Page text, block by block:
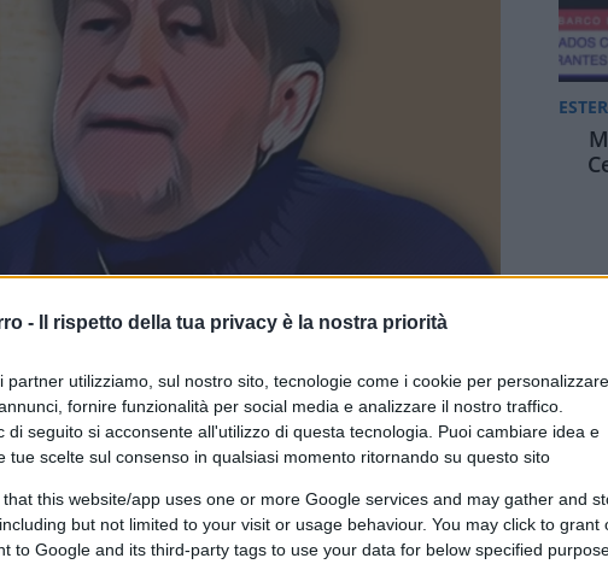
- Il rispetto della tua privacy è la nostra priorità
partner utilizziamo, sul nostro sito, tecnologie come i cookie per personalizzare
fornire funzionalità per social media e analizzare il nostro traffico.
di seguito si acconsente all'utilizzo di questa tecnologia. Puoi cambiare idea e
tue scelte sul consenso in qualsiasi momento ritornando su questo sito
that this website/app uses one or more Google services and may gather and
but not limited to your visit or usage behaviour. You may click to grant
to Google and its third-party tags to use your data for below specified
su Google CLICCA QUI
0:00/--:--